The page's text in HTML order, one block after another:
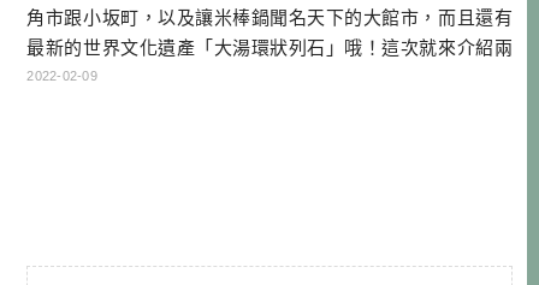
角市跟小坂町，以及讓米棒鍋聞名天下的大館市，而且還有
最新的世界文化遺產「大湯環狀列石」哦！這次就來介紹兩
天一夜的自駕行程，直接幫大家規劃起來！如果沒什麼想
2022-02-09